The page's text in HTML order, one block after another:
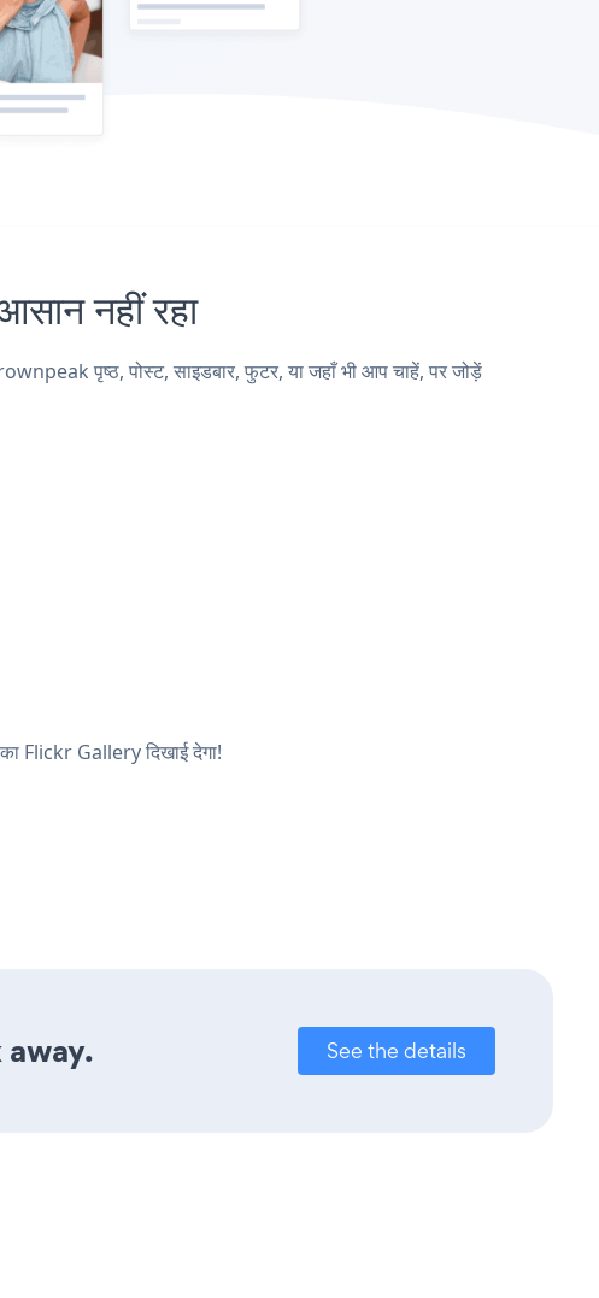
नहीं रहा
पृष्ठ, पोस्ट, साइडबार, फुटर, या जहाँ भी आप चाहें, पर जोड़ें
Flickr Gallery दिखाई देगा!
See the details